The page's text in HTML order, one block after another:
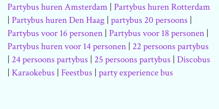
Partybus huren Amsterdam | Partybus huren Rotterdam
| Partybus huren Den Haag | partybus 20 persoons |
Partybus voor 16 personen | Partybus voor 18 personen |
Partybus huren voor 14 personen | 22 persoons partybus
| 24 persoons partybus | 25 persoons partybus | Discobus
| Karaokebus | Feestbus | party experience bus